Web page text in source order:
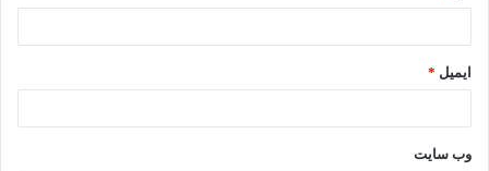
ایمیل *
وب‌ سایت